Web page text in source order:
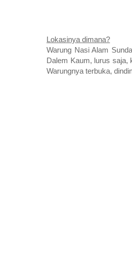
Lokasinya dimana?
Warung Nasi Alam
Dalem Kaum, lurus saja,
Warungnya terbuka,